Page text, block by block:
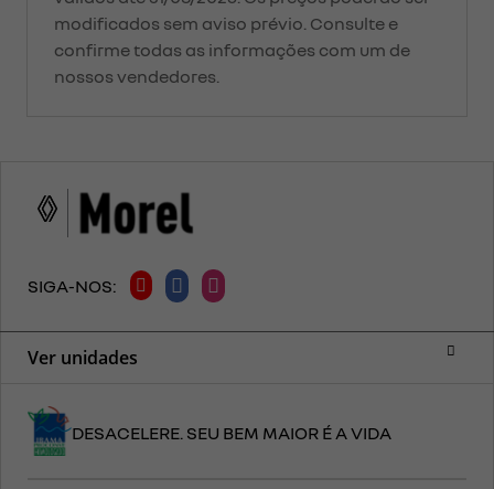
modificados sem aviso prévio. Consulte e
confirme todas as informações com um de
nossos vendedores.
Ver unidades
SIGA-NOS:
DESACELERE. SEU BEM MAIOR É A VIDA